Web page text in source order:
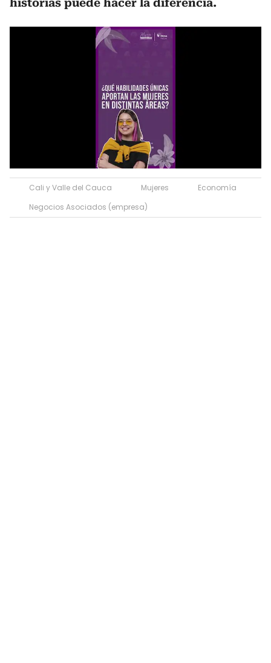
historias puede hacer la diferencia.
Cali y Valle del Cauca Mujeres
Economía
Negocios Asociados (empresa)